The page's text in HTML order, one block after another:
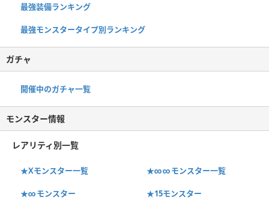
最強装備ランキング
最強モンスタータイプ別ランキング
ガチャ
開催中のガチャ一覧
モンスター情報
レアリティ別一覧
★Xモンスター一覧 ★∞∞モンスター一覧
★∞モンスター ★15モンスター